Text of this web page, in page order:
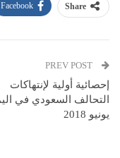
Share
Facebook
إحصائية أولية لإنتهاكات
يونيو 2018